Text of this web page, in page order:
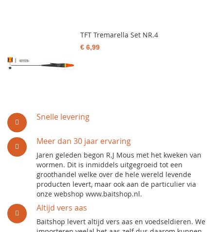
Snelle levering
Meer dan 30 jaar ervaring
Jaren geleden begon R.J Mous met het kweken van
wormen. Dit is inmiddels uitgegroeid tot een
groothandel welke over de hele wereld levende
producten levert, maar ook aan de particulier via
onze webshop www.baitshop.nl.
Altijd vers aas
Baitshop levert altijd vers aas en voedseldieren. We
TFT Tremarella Set NR.4
€ 6,99